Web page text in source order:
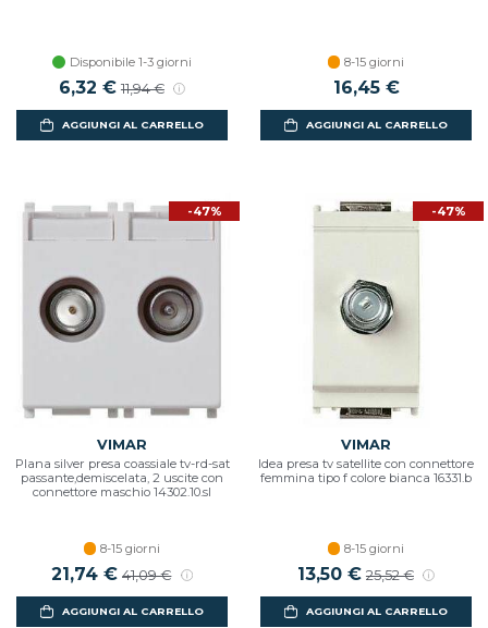
Disponibile 1-3 giorni
6,32 € 11,94 €
AGGIUNGI AL CARRELLO
8-15 giorni
16,45 €
AGGIUNGI AL CARRELLO
-47%
VIMAR
Plana silver presa coassiale tv-rd-sat
passante,demiscelata, 2 uscite con
connettore maschio 14302.10.sl
8-15 giorni
21,74 € 41,09 €
AGGIUNGI AL CARRELLO
-47%
VIMAR
Idea presa tv satellite con connettore
femmina tipo f colore bianca 16331.b
8-15 giorni
13,50 € 25,52 €
AGGIUNGI AL CARRELLO